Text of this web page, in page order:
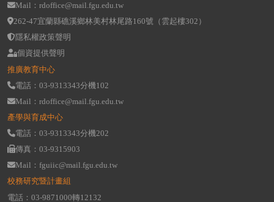
Mail：rdoffice@mail.fgu.edu.tw
262-47宜蘭縣礁溪鄉林美村林尾路160號（雲起樓302）
隱私權政策聲明
個資提供聲明
推廣教育中心
電話：03-9313343分機102
Mail：rdoffice@mail.fgu.edu.tw
產學與育成中心
電話：03-9313343分機202
傳真：03-9315903
Mail：fguiic@mail.fgu.edu.tw
校務研究暨計畫組
電話：03-9871000轉12132